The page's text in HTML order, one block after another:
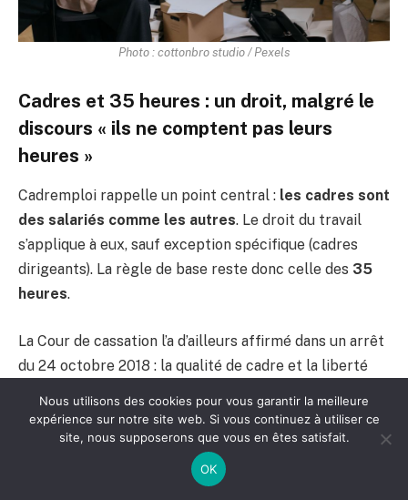
Photo : cottonbro studio / Pexels
Cadres et 35 heures : un droit, malgré le
discours « ils ne comptent pas leurs
heures »
Cadremploi rappelle un point central : les cadres sont
des salariés comme les autres. Le droit du travail
s’applique à eux, sauf exception spécifique (cadres
dirigeants). La règle de base reste donc celle des 35
heures.
La Cour de cassation l’a d’ailleurs affirmé dans un arrêt
du 24 octobre 2018 : la qualité de cadre et la liberté
paiement desheures supplémentaires. En
conséquence :
un cadre soumis à un horaire en heures, avec
Nous utilisons des cookies pour vous garantir la meilleure
expérience sur notre site web. Si vous continuez à utiliser ce
site, nous supposerons que vous en êtes satisfait.
OK